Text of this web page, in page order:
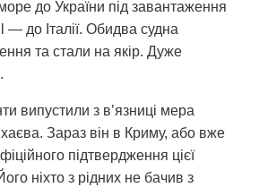
до України під завантаження
до Італії. Обидва судна
та стали на якір. Дуже
випустили з в’язниці мера
Зараз він в Криму, або вже
підтвердження цієї
ніхто з рідних не бачив з